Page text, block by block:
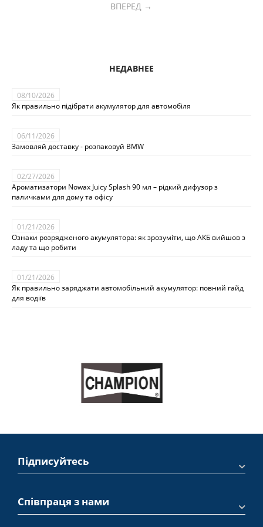
ВПЕРЕД
НЕДАВНЕЕ
08/10/2026
Як правильно підібрати акумулятор для автомобіля
06/11/2026
Замовляй доставку - розпаковуй BMW
02/27/2026
Ароматизатори Nowax Juicy Splash 90 мл – рідкий дифузор з
паличками для дому та офісу
01/21/2026
Ознаки розрядженого акумулятора: як зрозуміти, що АКБ вийшов з
ладу та що робити
01/21/2026
Як правильно заряджати автомобільний акумулятор: повний гайд
для водіїв
Підписуйтесь
Співпраця з нами